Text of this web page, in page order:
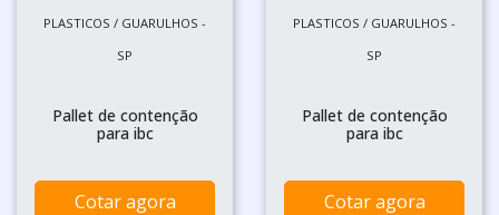
PLASTICOS / GUARULHOS -
SP
Pallet de contenção
para ibc
Cotar agora
PLASTICOS / GUARULHOS -
SP
Pallet de contenção
para ibc
Cotar agora